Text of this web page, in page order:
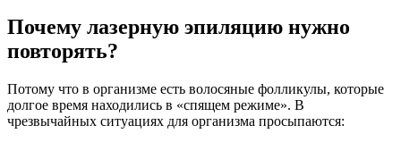
Почему лазерную эпиляцию нужно
повторять?
Потому что в организме есть волосяные фолликулы, которые
долгое время находились в «спящем режиме». В
чрезвычайных ситуациях для организма просыпаются: